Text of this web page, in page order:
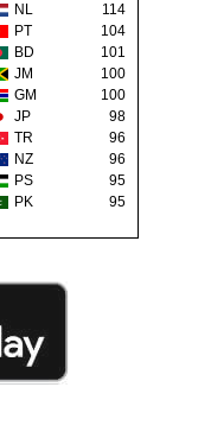
NL
114
PT
104
BD
101
JM
100
GM
100
JP
98
TR
96
NZ
96
PS
95
PK 95